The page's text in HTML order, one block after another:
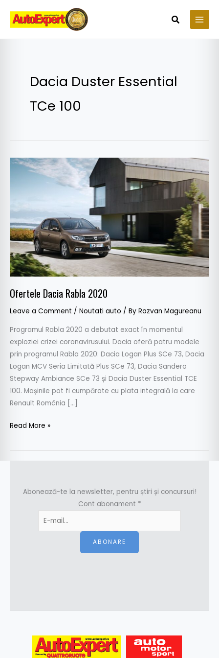
content
Search
Dacia Duster Essential
TCe 100
Ofertele Dacia Rabla 2020
Leave a Comment / Noutati auto / By Razvan Magureanu
Programul Rabla 2020 a debutat exact în momentul
exploziei crizei coronavirusului. Dacia oferă patru modele
prin programul Rabla 2020: Dacia Logan Plus SCe 73, Dacia
Logan MCV Seria Limitată Plus SCe 73, Dacia Sandero
Stepway Ambiance SCe 73 și Dacia Duster Essential TCE
100. Mașinile pot fi cumpărate cu plata integrală la care
Renault România […]
Ofertele
Read More »
Abonează-te la newsletter, pentru știri și concursuri!
Cont abonament *
ABONARE